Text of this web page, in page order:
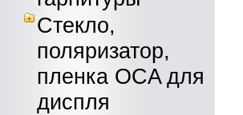
Стекло,
поляризатор,
пленка OCA для
диспля